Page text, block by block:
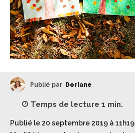
Publié par Doriane
Temps de lecture 1 min.
Publié le 20 septembre 2019 à 11h19